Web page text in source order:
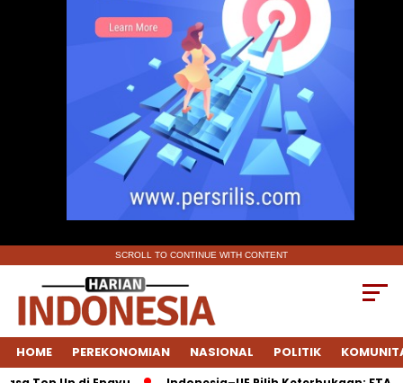
SCROLL TO CONTINUE WITH CONTENT
HOME PEREKONOMIAN NASIONAL POLITIK